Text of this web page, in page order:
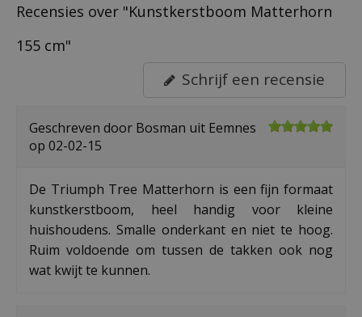
Recensies over "Kunstkerstboom Matterhorn
155 cm"
Schrijf een recensie
Geschreven door Bosman uit Eemnes
op 02-02-15
De Triumph Tree Matterhorn is een fijn formaat
kunstkerstboom, heel handig voor kleine
huishoudens. Smalle onderkant en niet te hoog.
Ruim voldoende om tussen de takken ook nog
wat kwijt te kunnen.